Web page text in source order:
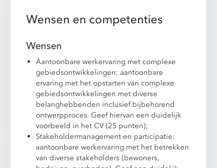
Wensen en competenties
Wensen
Aantoonbare werkervaring met complexe
gebiedsontwikkelingen: aantoonbare
ervaring met het opstarten van complexe
gebiedsontwikkelingen met diverse
belanghebbenden inclusief bijbehorend
ontwerpproces. Geef hiervan een duidelijk
voorbeeld in het CV (25 punten);
Stakeholdermanagement en participatie:
aantoonbare werkervaring met het betrekken
van diverse stakeholders (bewoners,